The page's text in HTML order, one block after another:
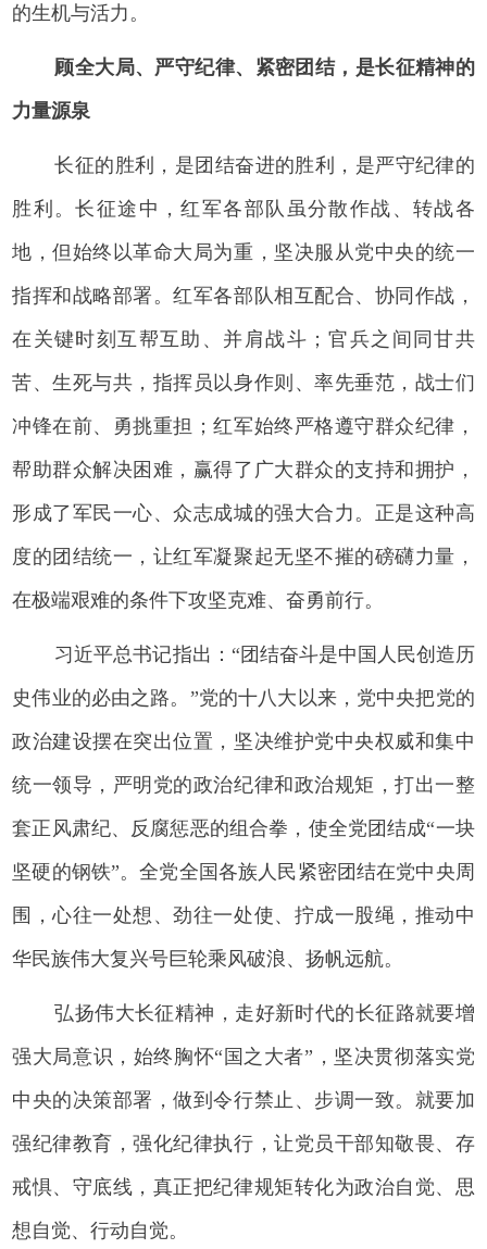
的生机与活力。
顾全大局、严守纪律、紧密团结，是长征精神的
力量源泉
长征的胜利，是团结奋进的胜利，是严守纪律的
胜利。长征途中，红军各部队虽分散作战、转战各
地，但始终以革命大局为重，坚决服从党中央的统一
指挥和战略部署。红军各部队相互配合、协同作战，
在关键时刻互帮互助、并肩战斗；官兵之间同甘共
苦、生死与共，指挥员以身作则、率先垂范，战士们
冲锋在前、勇挑重担；红军始终严格遵守群众纪律，
帮助群众解决困难，赢得了广大群众的支持和拥护，
形成了军民一心、众志成城的强大合力。正是这种高
度的团结统一，让红军凝聚起无坚不摧的磅礴力量，
在极端艰难的条件下攻坚克难、奋勇前行。
习近平总书记指出：“团结奋斗是中国人民创造历
史伟业的必由之路。”党的十八大以来，党中央把党的
政治建设摆在突出位置，坚决维护党中央权威和集中
统一领导，严明党的政治纪律和政治规矩，打出一整
套正风肃纪、反腐惩恶的组合拳，使全党团结成“一块
坚硬的钢铁”。全党全国各族人民紧密团结在党中央周
围，心往一处想、劲往一处使、拧成一股绳，推动中
华民族伟大复兴号巨轮乘风破浪、扬帆远航。
弘扬伟大长征精神，走好新时代的长征路就要增
强大局意识，始终胸怀“国之大者”，坚决贯彻落实党
中央的决策部署，做到令行禁止、步调一致。就要加
强纪律教育，强化纪律执行，让党员干部知敬畏、存
戒惧、守底线，真正把纪律规矩转化为政治自觉、思
想自觉、行动自觉。